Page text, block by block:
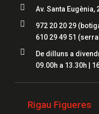
 Av. Santa Eugènia,

972 20 20 29
610 29 49 51

De dilluns a
09.00h a 13.30h |
Rigau Figueres